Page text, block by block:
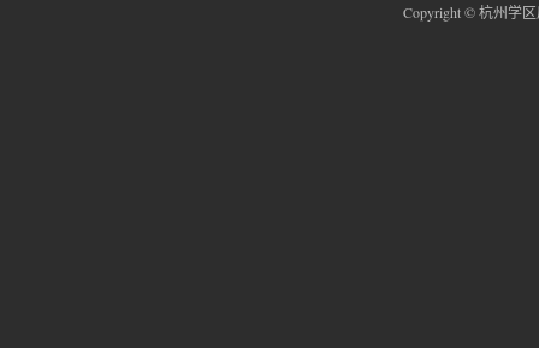
Copyright © 杭州学